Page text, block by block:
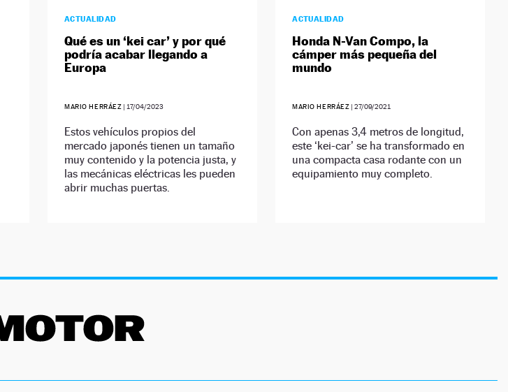
ACTUALIDAD
Qué es un ‘kei car’ y por qué
podría acabar llegando a
Europa
MARIO HERRÁEZ | 17/04/2023
Estos vehículos propios del
mercado japonés tienen un tamaño
muy contenido y la potencia justa, y
las mecánicas eléctricas les pueden
abrir muchas puertas.
ACTUALIDAD
Honda N-Van Compo, la
cámper más pequeña del
mundo
MARIO HERRÁEZ |27/09/2021
Con apenas 3,4 metros de longitud,
este ‘kei-car’ se ha transformado en
una compacta casa rodante con un
equipamiento muy completo.